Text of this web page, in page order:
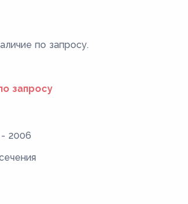
по запросу.
запросу
2006